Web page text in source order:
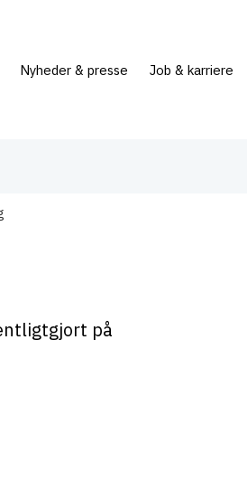
Nyheder & presse Job & karriere
på